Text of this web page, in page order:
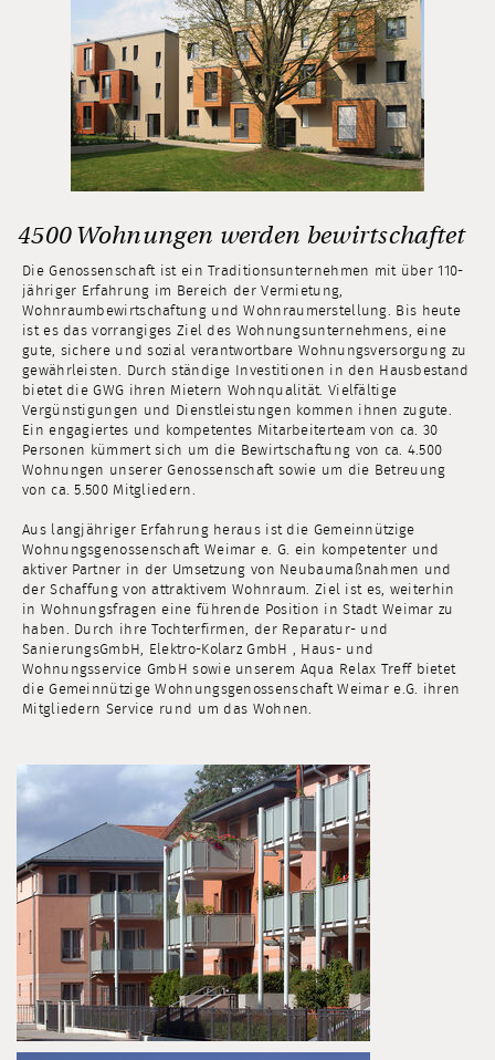
4500 Wohnungen werden bewirtschaftet
Die Genossenschaft ist ein Traditionsunternehmen mit über 110-
jähriger Erfahrung im Bereich der Vermietung,
Wohnraumbewirtschaftung und Wohnraumerstellung. Bis heute
ist es das vorrangiges Ziel des Wohnungsunternehmens, eine
gute, sichere und sozial verantwortbare Wohnungsversorgung zu
gewährleisten. Durch ständige Investitionen in den Hausbestand
bietet die GWG ihren Mietern Wohnqualität. Vielfältige
Vergünstigungen und Dienstleistungen kommen ihnen zugute.
Ein engagiertes und kompetentes Mitarbeiterteam von ca. 30
Personen kümmert sich um die Bewirtschaftung von ca. 4.500
Wohnungen unserer Genossenschaft sowie um die Betreuung
von ca. 5.500 Mitgliedern.
Aus langjähriger Erfahrung heraus ist die Gemeinnützige
Wohnungsgenossenschaft Weimar e. G. ein kompetenter und
aktiver Partner in der Umsetzung von Neubaumaßnahmen und
der Schaffung von attraktivem Wohnraum. Ziel ist es, weiterhin
in Wohnungsfragen eine führende Position in Stadt Weimar zu
haben. Durch ihre Tochterfirmen, der Reparatur- und
SanierungsGmbH, Elektro-Kolarz GmbH , Haus- und
Wohnungsservice GmbH sowie unserem Aqua Relax Treff bietet
die Gemeinnützige Wohnungsgenossenschaft Weimar e.G. ihren
Mitgliedern Service rund um das Wohnen.